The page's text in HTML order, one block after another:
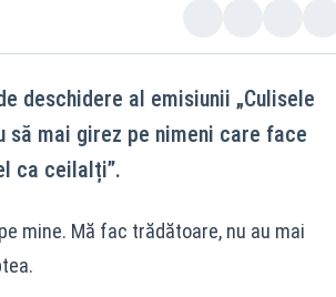
deschidere al emisiunii „Culisele
să mai girez pe nimeni care face
ca ceilalți”.
mine. Mă fac trădătoare, nu au mai